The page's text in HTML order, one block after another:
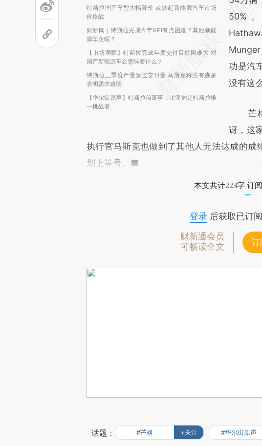
特斯拉国产车型大幅降价 或掀起新能源汽车市场
价格战
财新闻｜特斯拉完成今年KPI有点困难？其他新能
源车企呢？
【市场洞察】特斯拉完成年度交付目标困难大 对
国产新能源车企意味着什么？
特斯拉三季度产量超过交付量 马斯克称没有迹象
表明需求减弱
【华尔街原声】特斯拉前董事：比亚迪是特斯拉惟
一挑战者
成，可
新观点
对和校
50%
Munger
功是汽
没有这
芒格
讶，这
执行官马斯克也做到了其他人无法达成的成
划上等号。■
本文共计223字 订
登录后获取已订
财新通会员
可畅读全文
订
话题： #芒格 +关注 #华尔街原声